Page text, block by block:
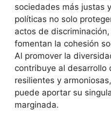
sociedades más justas
políticas no solo
actos de
fomentan la cohesión
Al promover la
contribuye al desarrollo
resilientes y
puede aportar su
marginada.